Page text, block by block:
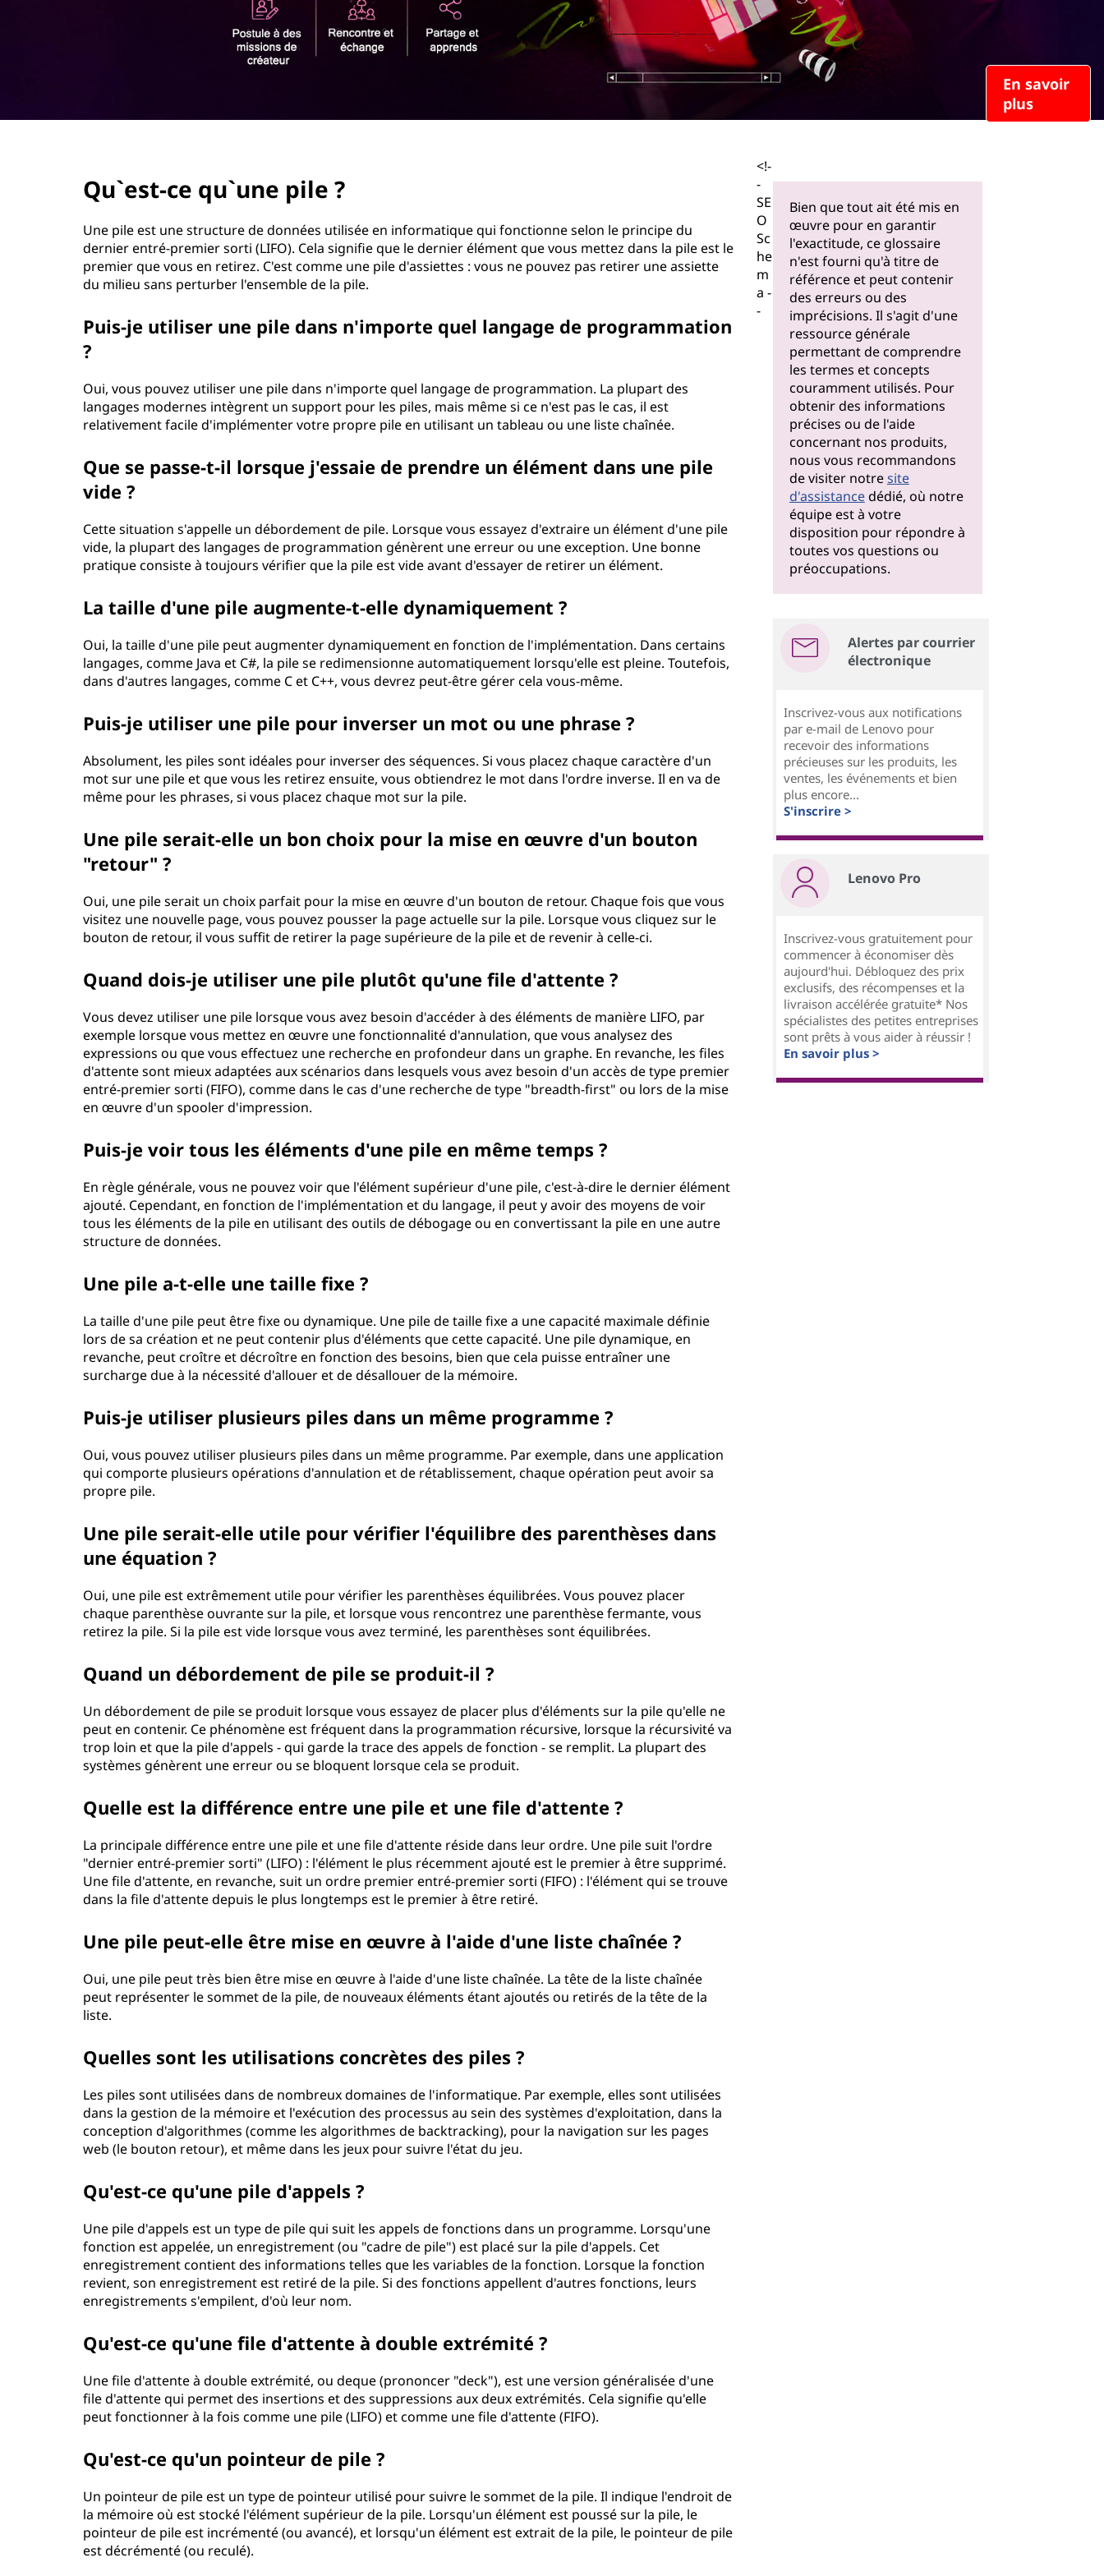
a
En savoir
plus
Qu`est-ce qu`une pile ?
Une pile est une structure de données utilisée en informatique qui fonctionne selon le principe du
dernier entré-premier sorti (LIFO). Cela signifie que le dernier élément que vous mettez dans la pile est le
premier que vous en retirez. C'est comme une pile d'assiettes : vous ne pouvez pas retirer une assiette
du milieu sans perturber l'ensemble de la pile.
Puis-je utiliser une pile dans n'importe quel langage de programmation
?
Oui, vous pouvez utiliser une pile dans n'importe quel langage de programmation. La plupart des
langages modernes intègrent un support pour les piles, mais même si ce n'est pas le cas, il est
relativement facile d'implémenter votre propre pile en utilisant un tableau ou une liste chaînée.
Que se passe-t-il lorsque j'essaie de prendre un élément dans une pile
vide ?
Cette situation s'appelle un débordement de pile. Lorsque vous essayez d'extraire un élément d'une pile
vide, la plupart des langages de programmation génèrent une erreur ou une exception. Une bonne
pratique consiste à toujours vérifier que la pile est vide avant d'essayer de retirer un élément.
La taille d'une pile augmente-t-elle dynamiquement ?
Oui, la taille d'une pile peut augmenter dynamiquement en fonction de l'implémentation. Dans certains
langages, comme Java et C#, la pile se redimensionne automatiquement lorsqu'elle est pleine. Toutefois,
dans d'autres langages, comme C et C++, vous devrez peut-être gérer cela vous-même.
Puis-je utiliser une pile pour inverser un mot ou une phrase ?
Absolument, les piles sont idéales pour inverser des séquences. Si vous placez chaque caractère d'un
mot sur une pile et que vous les retirez ensuite, vous obtiendrez le mot dans l'ordre inverse. Il en va de
même pour les phrases, si vous placez chaque mot sur la pile.
Une pile serait-elle un bon choix pour la mise en œuvre d'un bouton
"retour" ?
Oui, une pile serait un choix parfait pour la mise en œuvre d'un bouton de retour. Chaque fois que vous
visitez une nouvelle page, vous pouvez pousser la page actuelle sur la pile. Lorsque vous cliquez sur le
bouton de retour, il vous suffit de retirer la page supérieure de la pile et de revenir à celle-ci.
Quand dois-je utiliser une pile plutôt qu'une file d'attente ?
Vous devez utiliser une pile lorsque vous avez besoin d'accéder à des éléments de manière LIFO, par
exemple lorsque vous mettez en œuvre une fonctionnalité d'annulation, que vous analysez des
expressions ou que vous effectuez une recherche en profondeur dans un graphe. En revanche, les files
d'attente sont mieux adaptées aux scénarios dans lesquels vous avez besoin d'un accès de type premier
entré-premier sorti (FIFO), comme dans le cas d'une recherche de type "breadth-first" ou lors de la mise
en œuvre d'un spooler d'impression.
Puis-je voir tous les éléments d'une pile en même temps ?
En règle générale, vous ne pouvez voir que l'élément supérieur d'une pile, c'est-à-dire le dernier élément
ajouté. Cependant, en fonction de l'implémentation et du langage, il peut y avoir des moyens de voir
tous les éléments de la pile en utilisant des outils de débogage ou en convertissant la pile en une autre
structure de données.
Une pile a-t-elle une taille fixe ?
La taille d'une pile peut être fixe ou dynamique. Une pile de taille fixe a une capacité maximale définie
lors de sa création et ne peut contenir plus d'éléments que cette capacité. Une pile dynamique, en
revanche, peut croître et décroître en fonction des besoins, bien que cela puisse entraîner une
surcharge due à la nécessité d'allouer et de désallouer de la mémoire.
Puis-je utiliser plusieurs piles dans un même programme ?
Oui, vous pouvez utiliser plusieurs piles dans un même programme. Par exemple, dans une application
qui comporte plusieurs opérations d'annulation et de rétablissement, chaque opération peut avoir sa
propre pile.
Une pile serait-elle utile pour vérifier l'équilibre des parenthèses dans
une équation ?
Oui, une pile est extrêmement utile pour vérifier les parenthèses équilibrées. Vous pouvez placer
chaque parenthèse ouvrante sur la pile, et lorsque vous rencontrez une parenthèse fermante, vous
retirez la pile. Si la pile est vide lorsque vous avez terminé, les parenthèses sont équilibrées.
Quand un débordement de pile se produit-il ?
Un débordement de pile se produit lorsque vous essayez de placer plus d'éléments sur la pile qu'elle ne
peut en contenir. Ce phénomène est fréquent dans la programmation récursive, lorsque la récursivité va
trop loin et que la pile d'appels - qui garde la trace des appels de fonction - se remplit. La plupart des
systèmes génèrent une erreur ou se bloquent lorsque cela se produit.
Quelle est la différence entre une pile et une file d'attente ?
La principale différence entre une pile et une file d'attente réside dans leur ordre. Une pile suit l'ordre
"dernier entré-premier sorti" (LIFO) : l'élément le plus récemment ajouté est le premier à être supprimé.
Une file d'attente, en revanche, suit un ordre premier entré-premier sorti (FIFO) : l'élément qui se trouve
dans la file d'attente depuis le plus longtemps est le premier à être retiré.
Une pile peut-elle être mise en œuvre à l'aide d'une liste chaînée ?
Oui, une pile peut très bien être mise en œuvre à l'aide d'une liste chaînée. La tête de la liste chaînée
peut représenter le sommet de la pile, de nouveaux éléments étant ajoutés ou retirés de la tête de la
liste.
Quelles sont les utilisations concrètes des piles ?
Les piles sont utilisées dans de nombreux domaines de l'informatique. Par exemple, elles sont utilisées
dans la gestion de la mémoire et l'exécution des processus au sein des systèmes d'exploitation, dans la
conception d'algorithmes (comme les algorithmes de backtracking), pour la navigation sur les pages
web (le bouton retour), et même dans les jeux pour suivre l'état du jeu.
Qu'est-ce qu'une pile d'appels ?
Une pile d'appels est un type de pile qui suit les appels de fonctions dans un programme. Lorsqu'une
fonction est appelée, un enregistrement (ou "cadre de pile") est placé sur la pile d'appels. Cet
enregistrement contient des informations telles que les variables de la fonction. Lorsque la fonction
revient, son enregistrement est retiré de la pile. Si des fonctions appellent d'autres fonctions, leurs
enregistrements s'empilent, d'où leur nom.
Qu'est-ce qu'une file d'attente à double extrémité ?
Une file d'attente à double extrémité, ou deque (prononcer "deck"), est une version généralisée d'une
file d'attente qui permet des insertions et des suppressions aux deux extrémités. Cela signifie qu'elle
peut fonctionner à la fois comme une pile (LIFO) et comme une file d'attente (FIFO).
Qu'est-ce qu'un pointeur de pile ?
Un pointeur de pile est un type de pointeur utilisé pour suivre le sommet de la pile. Il indique l'endroit de
la mémoire où est stocké l'élément supérieur de la pile. Lorsqu'un élément est poussé sur la pile, le
pointeur de pile est incrémenté (ou avancé), et lorsqu'un élément est extrait de la pile, le pointeur de pile
est décrémenté (ou reculé).
<!-
-
SE
O
Sc
he
m
a -
-
Bien que tout ait été mis en
œuvre pour en garantir
l'exactitude, ce glossaire
n'est fourni qu'à titre de
référence et peut contenir
des erreurs ou des
imprécisions. Il s'agit d'une
ressource générale
permettant de comprendre
les termes et concepts
couramment utilisés. Pour
obtenir des informations
précises ou de l'aide
concernant nos produits,
nous vous recommandons
de visiter notresite
d'assistancedédié, où notre
équipe est à votre
disposition pour répondre à
toutes vos questions ou
préoccupations.
Alertes par courrier
électronique
Inscrivez-vous aux notifications
par e-mail de Lenovo pour
recevoir des informations
précieuses sur les produits, les
ventes, les événements et bien
plus encore...
S'inscrire >
Lenovo Pro
Inscrivez-vous gratuitement pour
commencer à économiser dès
aujourd'hui. Débloquez des prix
exclusifs, des récompenses et la
livraison accélérée gratuite* Nos
spécialistes des petites entreprises
sont prêts à vous aider à réussir !
En savoir plus >